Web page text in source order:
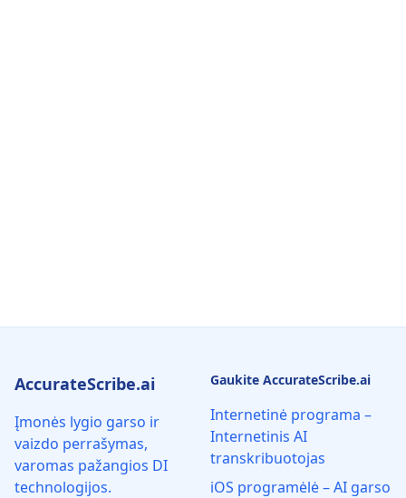
AccurateScribe.ai
Įmonės lygio garso ir
vaizdo perrašymas,
varomas pažangios DI
technologijos.
Gaukite AccurateScribe.ai
Internetinė programa –
Internetinis AI
transkribuotojas
iOS programėlė – AI garso